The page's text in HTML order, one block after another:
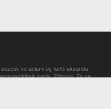
ve anlamı üç farklı aksanda
içerik. Etimoloji, Eş ve